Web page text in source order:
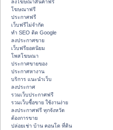
ลงโฆษณาสินค้าฟรี
โฆษณาฟรี
ประกาศฟรี
เว็บฟรีไม่จำกัด
ทำ SEO ติด Google
ลงประกาศขาย
เว็บฟรียอดนิยม
โพสโฆษณา
ประกาศขายของ
ประกาศหางาน
บริการ แนะนำเว็บ
ลงประกาศ
รวมเว็บประกาศฟรี
รวมเว็บซื้อขาย ใช้งานง่าย
ลงประกาศฟรี ทุกจังหวัด
ต้องการขาย
ปล่อยเช่า บ้าน คอนโด ที่ดิน